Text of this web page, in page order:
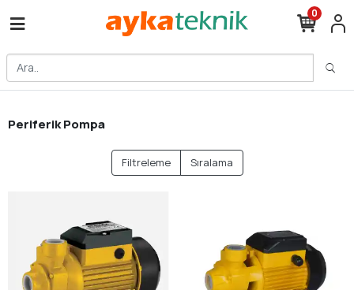
0
Periferik Pompa
Filtreleme Sıralama